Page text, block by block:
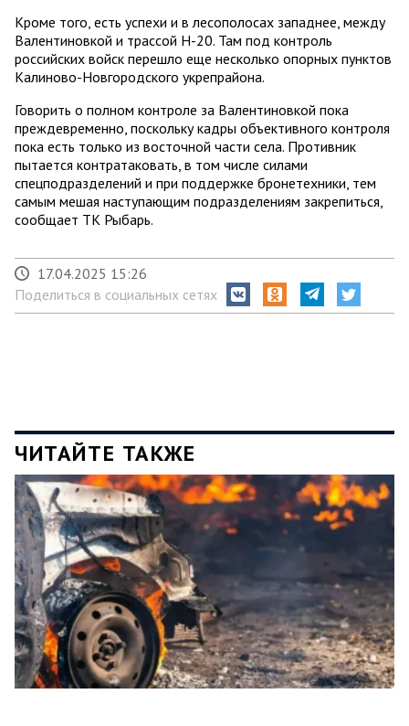
Кроме того, есть успехи и в лесополосах западнее, между
Валентиновкой и трассой Н-20. Там под контроль
российских войск перешло еще несколько опорных пунктов
Калиново-Новгородского укрепрайона.
Говорить о полном контроле за Валентиновкой пока
преждевременно, поскольку кадры объективного контроля
пока есть только из восточной части села. Противник
пытается контратаковать, в том числе силами
спецподразделений и при поддержке бронетехники, тем
самым мешая наступающим подразделениям закрепиться,
сообщает ТК Рыбарь.
17.04.2025 15:26
Поделиться в социальных сетях
ЧИТАЙТЕ ТАКЖЕ